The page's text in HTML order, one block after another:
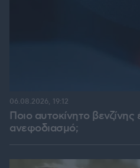
Ποιο αυτοκίνητο
ανεφοδιασμό;
06.08.2026, 19:12